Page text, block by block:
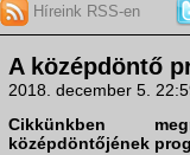
Híreink RSS-en
A középdöntő
2018. december 5.
Cikkünkben
középdöntőjének